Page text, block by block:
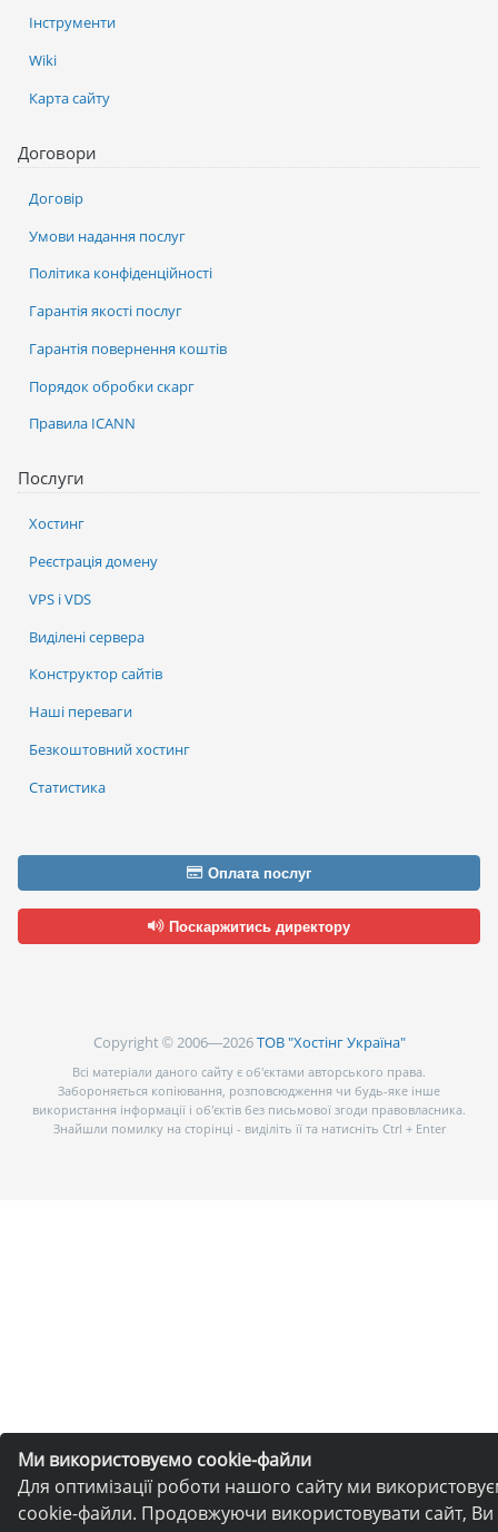
Ми використовуємо cookie-файли
Для оптимізації роботи нашого сайту ми
cookie-файли. Продовжуючи використовувати сайт, Ви
Послуги
Хостинг
Реєстрація домену
VPS і VDS
Виділені сервера
Конструктор сайтів
Наші переваги
Безкоштовний хостинг
Статистика
Інструменти
Wiki
Карта сайту
Договори
Договір
Умови надання послуг
Політика конфіденційності
Гарантія якості послуг
Гарантія повернення коштів
Порядок обробки скарг
Правила ICANN
Оплата послуг
Поскаржитись директору
Copyright © 2006—2026ТОВ "Хостінг Україна"
Всі матеріали даного сайту є об’єктами авторського права.
Забороняється копіювання, розповсюдження чи будь-яке інше
використання інформації і об’єктів без письмової згоди правовласника.
Знайшли помилку на сторінці - виділіть її та натисніть Ctrl + Enter